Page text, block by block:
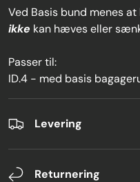
Ved Basis bund menes
ikke kan hæves eller
Passer til:
ID.4 - med basis
Levering
Returnering